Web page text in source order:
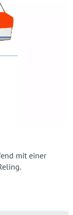
mit einer